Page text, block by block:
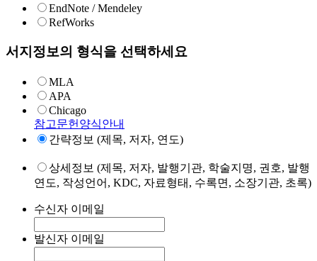
EndNote / Mendeley
RefWorks
서지정보의 형식을 선택하세요
MLA
APA
Chicago
참고문헌양식안내
간략정보 (제목, 저자, 연도)
상세정보 (제목, 저자, 발행기관, 학술지명, 권호, 발행
연도, 작성언어, KDC, 자료형태, 수록면, 소장기관, 초록)
수신자 이메일
발신자 이메일